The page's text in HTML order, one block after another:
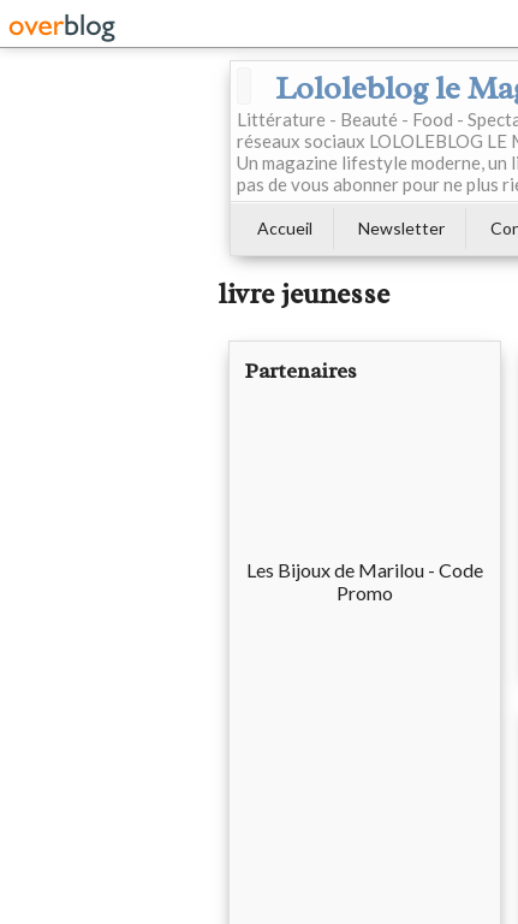
Lololeblog le
Littérature - Beauté - Food -
réseaux sociaux LOLOLEBLOG
Un magazine lifestyle moderne, un
pas de vous abonner pour ne plus
Accueil Newsletter
livre jeunesse
Partenaires
Les Bijoux de Marilou - Code
Promo